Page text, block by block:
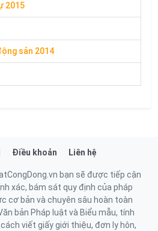
2015
sản 2014
Điều khoản Liên hệ
bạn sẽ được tiếp cận
xác, bám sát quy định của pháp
cơ bản và chuyên sâu hoàn toàn
bản Pháp luật và Biểu mẫu, tính
viết giấy giới thiệu, đơn ly hôn,